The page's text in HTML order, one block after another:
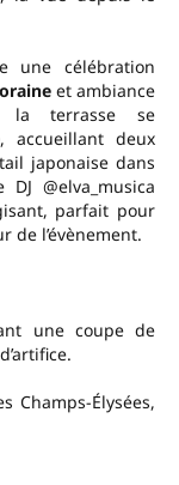
une célébration
et ambiance
la terrasse se
, accueillant deux
japonaise dans
@elva_musica
parfait pour
de l’évènement.
une coupe de
Champs-Élysées,